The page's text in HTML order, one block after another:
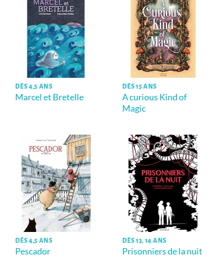
DÈS 4,5 ANS
Marcel et Bretelle
DÈS 15 ANS
A curious Kind of
Magic
DÈS 4,5 ANS
Pescador
DÈS 13, 14 ANS
Prisonniers de la nuit